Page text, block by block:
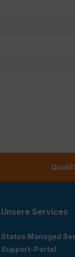
Unsere Services
Status Managed
Support-Portal